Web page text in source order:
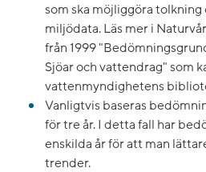
som ska möjliggöra
miljödata. Läs mer i
från 1999
Sjöar och vattendrag" som
vattenmyndighetens
Vanligtvis baseras
för tre år. I detta fall har
enskilda år för att man
trender.